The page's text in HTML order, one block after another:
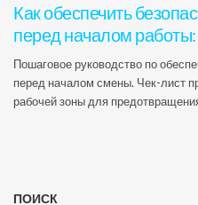
Как обеспечить
перед началом
Пошаговое руководство по
перед началом смены. Чек-лист
рабочей зоны для
ПОИСК